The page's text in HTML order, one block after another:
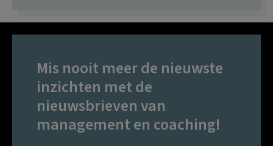
Mis nooit meer de nieuwste
inzichten met de
nieuwsbrieven van
management en coaching!